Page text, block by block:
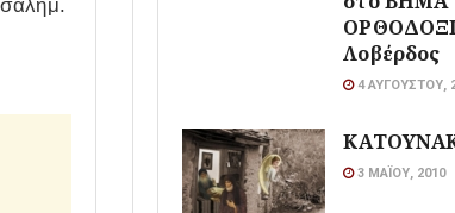
Λοβέρδος
4 ΑΥΓΟΎΣΤΟΥ,
3 ΜΑΪ́ΟΥ, 2010